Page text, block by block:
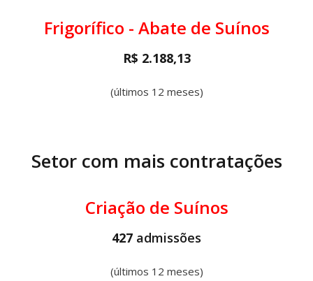
Frigorífico - Abate de Suínos
R$ 2.188,13
(últimos 12 meses)
Setor com mais contratações
Criação de Suínos
427 admissões
(últimos 12 meses)